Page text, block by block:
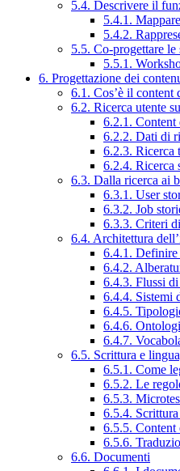
5.4. Descrivere il
5.4.1.
5.4.2.
5.5. Co-progettare le
5.5.1.
6. Progettazione dei
6.1. Cos’è il content
6.2. Ricerca utente
6.2.1. Content
6.2.2. Dati di
6.2.3. Ricerca
6.2.4. Ricerca
6.3. Dalla ricerca ai
6.3.1. User
6.3.2. Job
6.3.3. Criteri
6.4. Architettura
6.4.1. Definire
6.4.2.
6.4.3. Flussi
6.4.4. Sistemi
6.4.5.
6.4.6.
6.4.7.
6.5. Scrittura e
6.5.1. Come
6.5.2. Le
6.5.3.
6.5.4.
6.5.5. Content
6.5.6.
6.6. Documenti